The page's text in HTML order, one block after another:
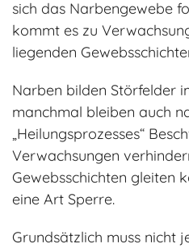
sich das Narbengewebe
kommt es zu
liegenden
Narben bilden Störfelder
manchmal bleiben auch
„Heilungsprozesses“
Verwachsungen
Gewebsschichten gleiten
eine Art Sperre.
Grundsätzlich muss nicht